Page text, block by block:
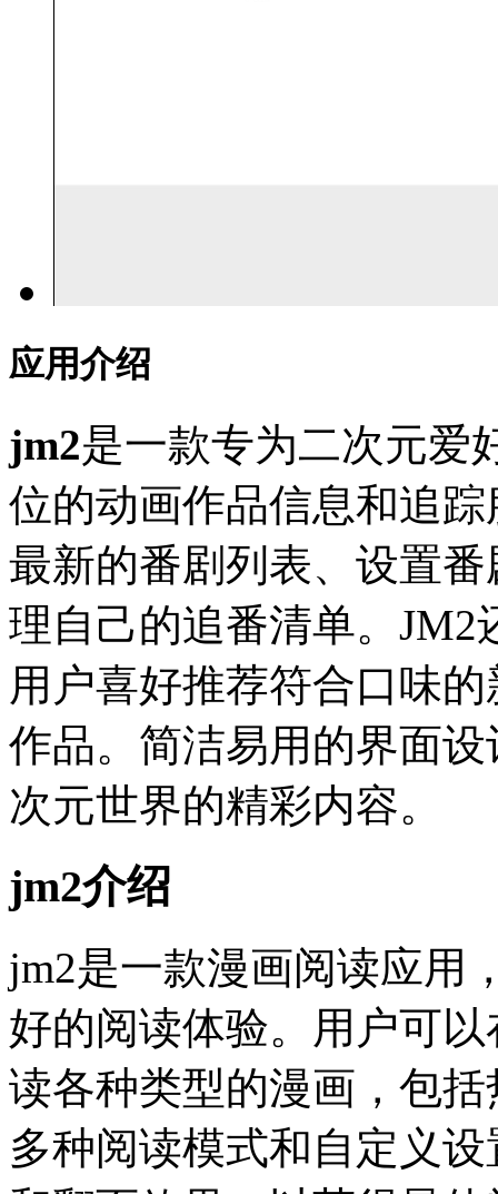
应用介绍
jm2是一款专为二次元爱
位的动画作品信息和追
最新的番剧列表、设置
理自己的追番清单。
用户喜好推荐符合口味
作品。简洁易用的界面
次元世界的精彩内容。
jm2介绍
jm2是一款漫画阅读应用
好的阅读体验。用户可
读各种类型的漫画，包
多种阅读模式和自定义